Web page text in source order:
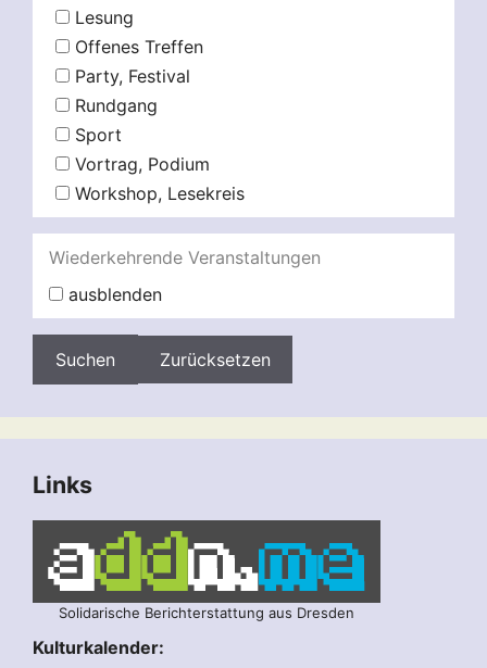
Lesung
Offenes Treffen
Party, Festival
Rundgang
Sport
Vortrag, Podium
Workshop, Lesekreis
Wiederkehrende Veranstaltungen
ausblenden
Zurücksetzen
Links
Solidarische Berichterstattung aus Dresden
Kulturkalender: